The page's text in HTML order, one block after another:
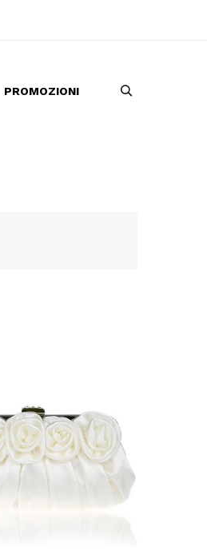
PROMOZIONI